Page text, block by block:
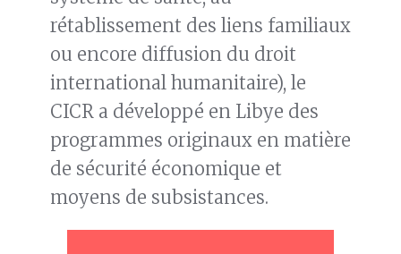
rétablissement des liens familiaux
ou encore diffusion du droit
international humanitaire), le
CICR a développé en Libye des
programmes originaux en matière
de sécurité économique et
moyens de subsistances.